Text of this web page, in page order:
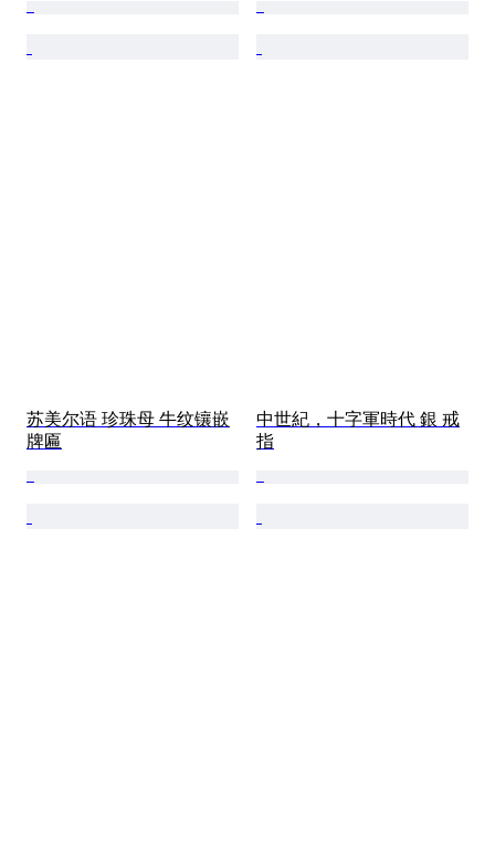
苏美尔语 珍珠母 牛纹镶嵌
牌匾
中世紀，十字軍時代 銀 戒
指